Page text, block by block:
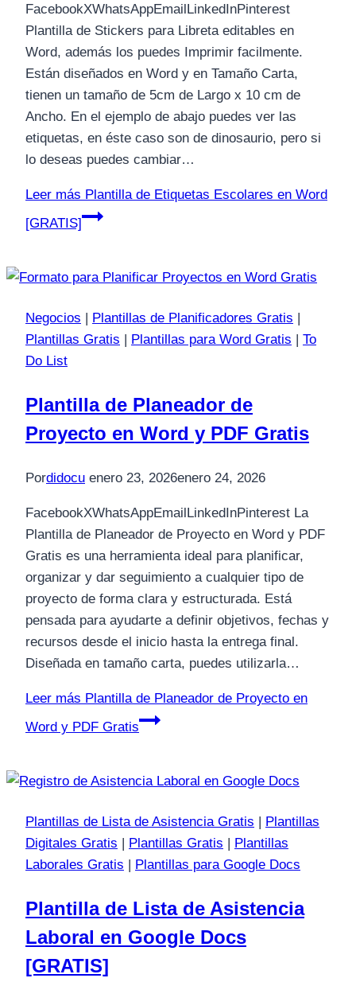
FacebookXWhatsAppEmailLinkedInPinterest
Plantilla de Stickers para Libreta editables en
Word, además los puedes Imprimir facilmente.
Están diseñados en Word y en Tamaño Carta,
tienen un tamaño de 5cm de Largo x 10 cm de
Ancho. En el ejemplo de abajo puedes ver las
etiquetas, en éste caso son de dinosaurio, pero si
lo deseas puedes cambiar…
Leer más Plantilla de Etiquetas Escolares en Word
[GRATIS]
Negocios | Plantillas de Planificadores Gratis |
Plantillas Gratis | Plantillas para Word Gratis | To
Do List
Plantilla de Planeador de
Proyecto en Word y PDF Gratis
Pordidocu enero 23, 2026enero 24, 2026
FacebookXWhatsAppEmailLinkedInPinterest La
Plantilla de Planeador de Proyecto en Word y PDF
Gratis es una herramienta ideal para planificar,
organizar y dar seguimiento a cualquier tipo de
proyecto de forma clara y estructurada. Está
pensada para ayudarte a definir objetivos, fechas y
recursos desde el inicio hasta la entrega final.
Diseñada en tamaño carta, puedes utilizarla…
Leer más Plantilla de Planeador de Proyecto en
Word y PDF Gratis
Plantillas de Lista de Asistencia Gratis | Plantillas
Digitales Gratis | Plantillas Gratis | Plantillas
Laborales Gratis | Plantillas para Google Docs
Plantilla de Lista de Asistencia
Laboral en Google Docs
[GRATIS]